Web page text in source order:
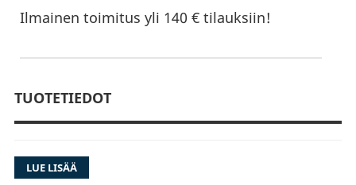
Ilmainen toimitus yli 140 € tilauksiin!
TUOTETIEDOT
LUE LISÄÄ